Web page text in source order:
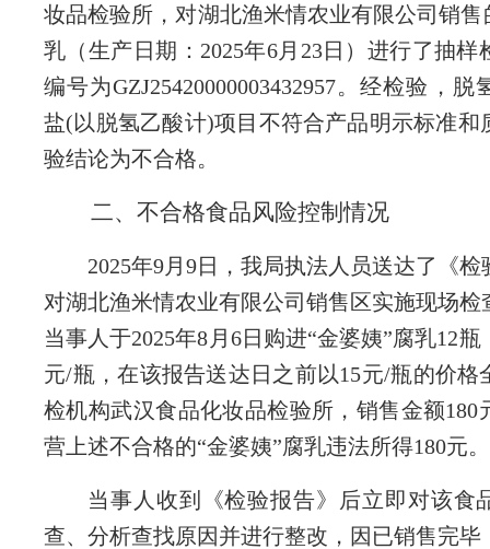
妆品检验所，对湖北渔米情农业有限公司销售
乳（生产日期：2025年6月23日）进行了抽样
编号为GZJ25420000003432957。经检验，脱
盐(以脱氢乙酸计)项目不符合产品明示标准和
验结论为不合格。
二、不合格食品风险控制情况
2025年9月9日，我局执法人员送达了《
对湖北渔米情农业有限公司销售区实施现场检
当事人于2025年8月6日购进“金婆姨”腐乳12瓶
元/瓶 ，在该报告送达日之前以15元/瓶的价格
检机构武汉食品化妆品检验所，销售金额180
营上述不合格的“金婆姨”腐乳违法所得180元。
当事人收到《检验报告》后立即对该食
查、分析查找原因并进行整改，因已销售完毕